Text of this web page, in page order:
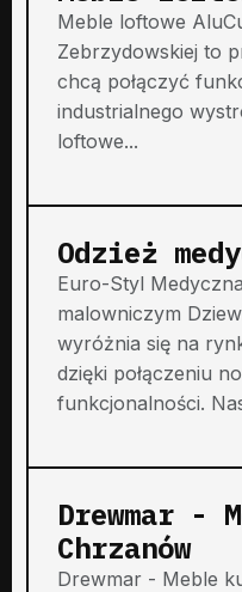
Meble loftowe
Zebrzydowskiej to
chcą połączyć
industrialnego
loftowe...
Odzież
Euro-Styl
malowniczym
wyróżnia się na
dzięki połączeniu
funkcjonalności.
Drewmar -
Chrzanów
Drewmar - Meble